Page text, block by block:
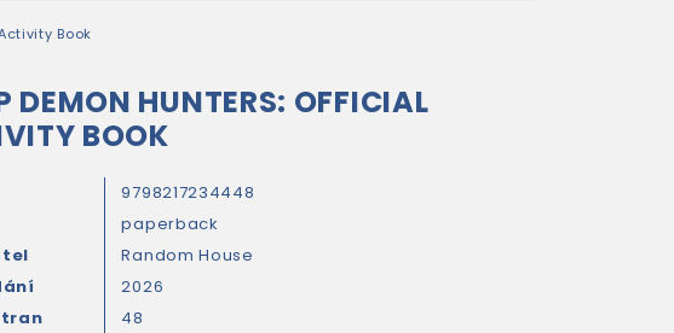
Book
DEMON HUNTERS: OFFICIAL
BOOK
9798217234448
paperback
Random House
2026
48